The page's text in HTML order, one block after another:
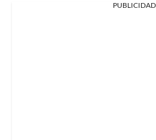
PUBLICIDAD